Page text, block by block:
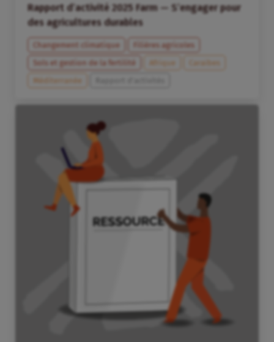
Rapport d’activité 2025 Farm — S’engager pour
des agricultures durables
Changement climatique
Filières agricoles
Sols et gestion de la fertilité
Afrique
Caraïbes
Méditerranée